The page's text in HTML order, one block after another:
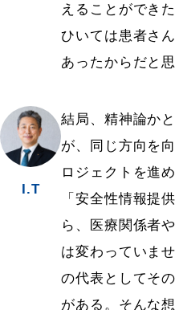
えることができ
ひいては患者さ
あったからだと思
I.T
結局、精神論か
が、同じ方向を
ロジェクトを進
「安全性情報提
ら、医療関係者
は変わっていま
の代表としてそ
がある。そんな